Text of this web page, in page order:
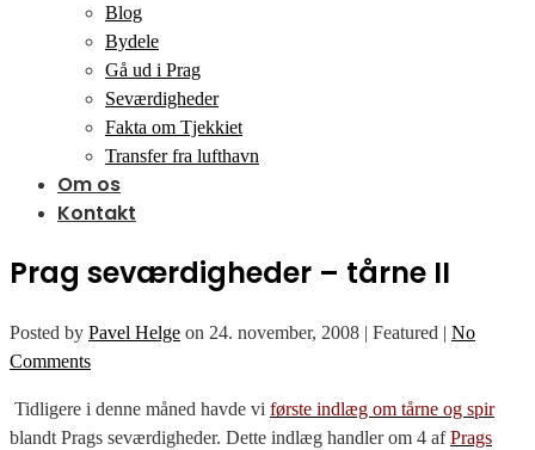
Blog
Bydele
Gå ud i Prag
Seværdigheder
Fakta om Tjekkiet
Transfer fra lufthavn
Om os
Kontakt
Prag seværdigheder – tårne II
Posted by Pavel Helge on 24. november, 2008 | Featured | No
Comments
Tidligere i denne måned havde vi første indlæg om tårne og spir
blandt Prags seværdigheder. Dette indlæg handler om 4 afPrags